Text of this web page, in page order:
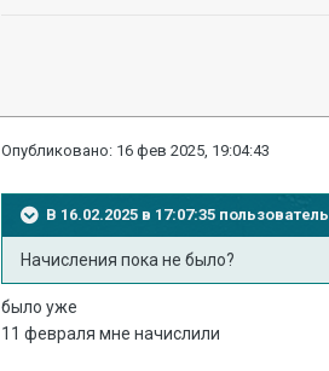
Опубликовано: 16 фев 2025, 19:04:43
В 16.02.2025 в 17:07:35 пользователь
Начисления пока не было?
было уже
11 февраля мне начислили